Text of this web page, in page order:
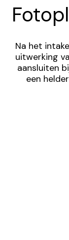
Na het
uitwerking
aansluiten
een